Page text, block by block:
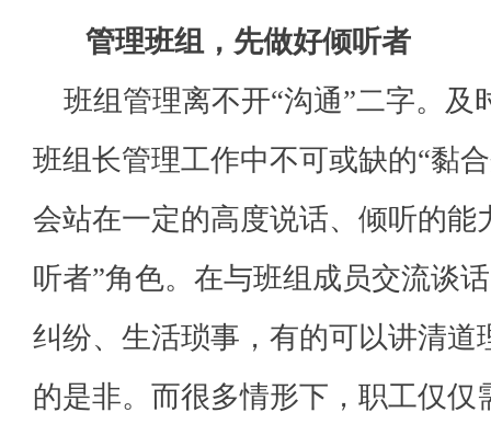
管理班组，先做好倾听者
班组管理离不开“沟通”二字。及
班组长管理工作中不可或缺的“黏
会站在一定的高度说话、倾听的能
听者”角色。在与班组成员交流谈
纠纷、生活琐事，有的可以讲清道
的是非。而很多情形下，职工仅仅